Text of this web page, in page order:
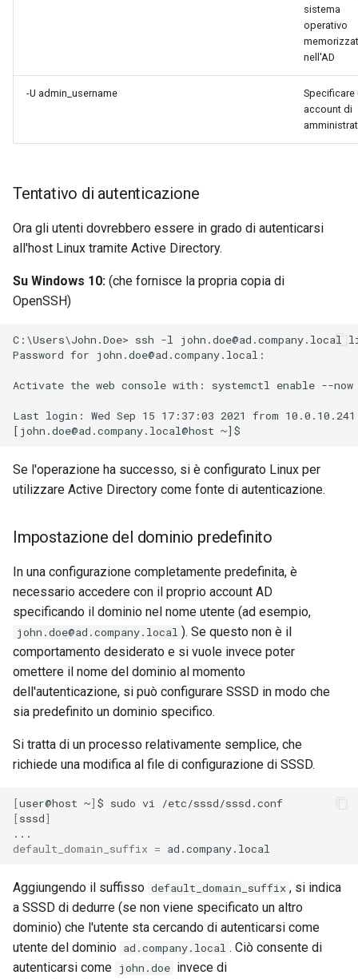
sistema
operativo
nell'AD
-U admin_username
Specificare
account di
Tentativo di autenticazione
Ora gli utenti dovrebbero essere in grado di autenticarsi
all'host Linux tramite Active Directory.
Su Windows 10: (che fornisce la propria copia di
OpenSSH)
C:\Users\John.Doe> ssh -l john.doe@ad.company.local
Password for john.doe@ad.company.local:
Activate the web console with: systemctl enable --
Last login: Wed Sep 15 17:37:03 2021 from 10.0.10.241
Se l'operazione ha successo, si è configurato Linux per
utilizzare Active Directory come fonte di autenticazione.
Impostazione del dominio predefinito
In una configurazione completamente predefinita, è
necessario accedere con il proprio account AD
specificando il dominio nel nome utente (ad esempio,
john.doe@ad.company.local ). Se questo non è il
comportamento desiderato e si vuole invece poter
omettere il nome del dominio al momento
dell'autenticazione, si può configurare SSSD in modo che
sia predefinito un dominio specifico.
Si tratta di un processo relativamente semplice, che
richiede una modifica al file di configurazione di SSSD.
[user@host ~] $ sudo vi
[sssd]
default_domain_suffix =
Aggiungendo il suffisso default_domain_suffix , si indica
a SSSD di dedurre (se non viene specificato un altro
dominio) che l'utente sta cercando di autenticarsi come
utente del dominio ad.company.local . Ciò consente di
autenticarsi come john.doe invece di